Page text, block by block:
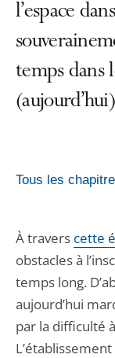
l’espace
temps dans
Tous les
À travers cette
obstacles à
temps long.
aujourd’hui
par la difficulté